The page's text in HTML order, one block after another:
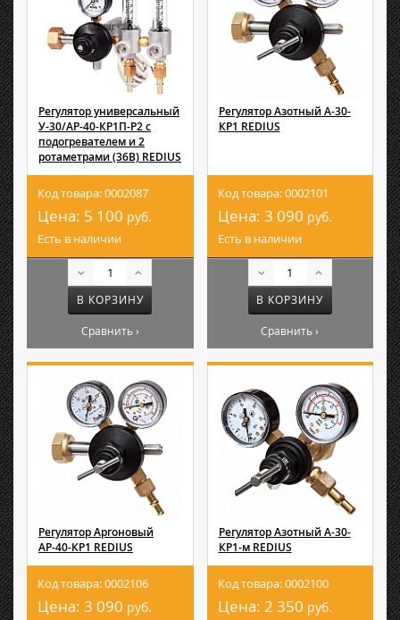
Регулятор универсальный
У-30/АР-40-КР1П-Р2 с
подогревателем и 2
ротаметрами (36В) REDIUS
Код товара: 0002087
Цена: 5 100 руб.
Есть в наличии
В КОРЗИНУ
Сравнить ›
Регулятор Азотный А-30-
КР1 REDIUS
Код товара: 0002101
Цена: 3 090 руб.
Есть в наличии
В КОРЗИНУ
Сравнить ›
Регулятор Аргоновый
АР-40-КР1 REDIUS
Код товара: 0002106
Цена: 3 090 руб.
Регулятор Азотный А-30-
КР1-м REDIUS
Код товара: 0002100
Цена: 2 350 руб.